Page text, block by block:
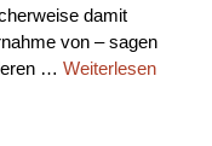
damit
von – sagen
… Weiterlesen